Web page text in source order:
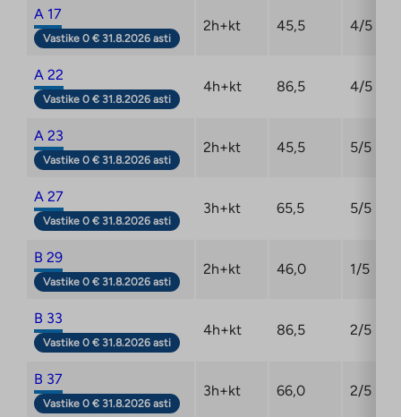
A 17
Vastike 0 € 31.8.2026 asti
2h+kt 45,5 4/5
A 22
Vastike 0 € 31.8.2026 asti
4h+kt 86,5 4/5
A 23
Vastike 0 € 31.8.2026 asti
2h+kt 45,5 5/5
A 27
Vastike 0 € 31.8.2026 asti
3h+kt 65,5 5/5
B 29
Vastike 0 € 31.8.2026 asti
2h+kt 46,0 1/5
B 33
Vastike 0 € 31.8.2026 asti
4h+kt 86,5 2/5
B 37
Vastike 0 € 31.8.2026 asti
3h+kt 66,0 2/5